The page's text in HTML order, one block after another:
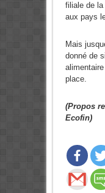
filiale de la
aux pays
Mais
donné de
place.
(Propos
Ecofin)